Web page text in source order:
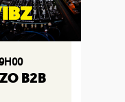
B2B